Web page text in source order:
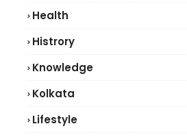
Health
Histrory
Knowledge
Kolkata
Lifestyle